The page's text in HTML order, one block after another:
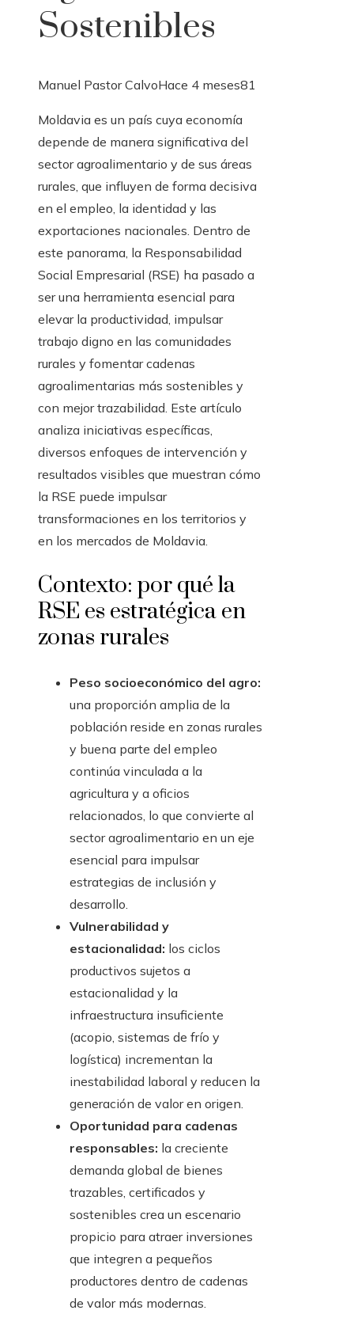
Sostenibles
Manuel Pastor CalvoHace 4 meses81
Moldavia es un país cuya economía
depende de manera significativa del
sector agroalimentario y de sus áreas
rurales, que influyen de forma decisiva
en el empleo, la identidad y las
exportaciones nacionales. Dentro de
este panorama, la Responsabilidad
Social Empresarial (RSE) ha pasado a
ser una herramienta esencial para
elevar la productividad, impulsar
trabajo digno en las comunidades
rurales y fomentar cadenas
agroalimentarias más sostenibles y
con mejor trazabilidad. Este artículo
analiza iniciativas específicas,
diversos enfoques de intervención y
resultados visibles que muestran cómo
la RSE puede impulsar
transformaciones en los territorios y
en los mercados de Moldavia.
Contexto: por qué la
RSE es estratégica en
zonas rurales
Peso socioeconómico del agro:
una proporción amplia de la
población reside en zonas rurales
y buena parte del empleo
continúa vinculada a la
agricultura y a oficios
relacionados, lo que convierte al
sector agroalimentario en un eje
esencial para impulsar
estrategias de inclusión y
desarrollo.
Vulnerabilidad y
estacionalidad: los ciclos
productivos sujetos a
estacionalidad y la
infraestructura insuficiente
(acopio, sistemas de frío y
logística) incrementan la
inestabilidad laboral y reducen la
generación de valor en origen.
Oportunidad para cadenas
responsables: la creciente
demanda global de bienes
trazables, certificados y
sostenibles crea un escenario
propicio para atraer inversiones
que integren a pequeños
productores dentro de cadenas
de valor más modernas.